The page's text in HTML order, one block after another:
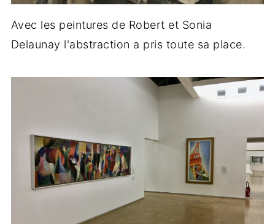
Avec les peintures de Robert et Sonia
Delaunay l'abstraction a pris toute sa place.